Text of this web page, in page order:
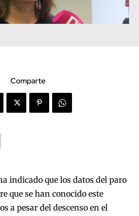
Comparte
indicado que los datos del paro
que se han conocido este
a pesar del descenso en el